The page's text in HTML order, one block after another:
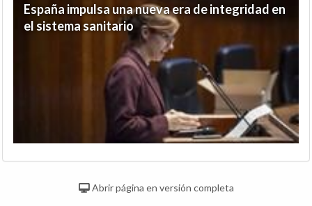
España impulsa una nueva era de integridad en
el sistema sanitario
Abrir página en versión completa